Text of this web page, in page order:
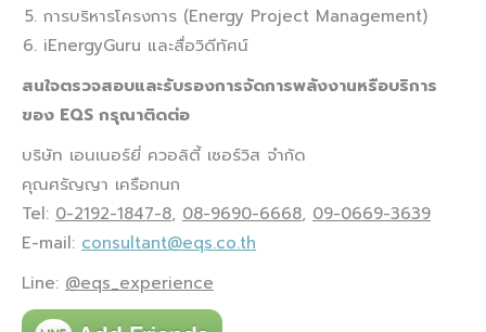
การบริหารโครงการ (Energy Project Management)
iEnergyGuru และสื่อวิดีทัศน์
สนใจตรวจสอบและรับรองการจัดการพลังงานหรือบริการ
ของ EQS กรุณาติดต่อ
บริษัท เอนเนอร์ยี่ ควอลิตี้ เซอร์วิส จำกัด
คุณศรัญญา เครือกนก
Tel: 0-2192-1847-8, 08-9690-6668, 09-0669-3639
E-mail: consultant@eqs.co.th
Line: @eqs_experience